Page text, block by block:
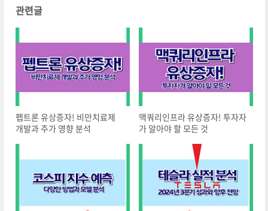
관련글
펩트론 유상증자! 비만치료제
개발과 주가 영향 분석
맥쿼리인프라 유상증자! 투자자
가 알아야 할 모든 것